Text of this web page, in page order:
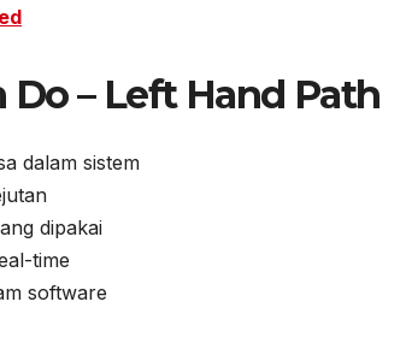
– Left Hand Path
dalam sistem
dipakai
time
software